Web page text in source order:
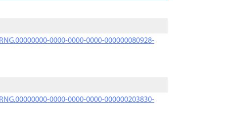
0000-0000-0000-000000080928-
0000-0000-0000-000000203830-